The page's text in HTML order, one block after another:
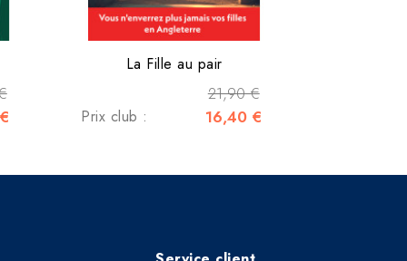
La Fille au pair
21,90 €
Prix club : 16,40 €